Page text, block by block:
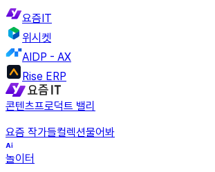
요즘IT
위시켓
AIDP - AX
Rise ERP
콘텐츠프로덕트 밸리
요즘 작가들컬렉션물어봐
놀이터